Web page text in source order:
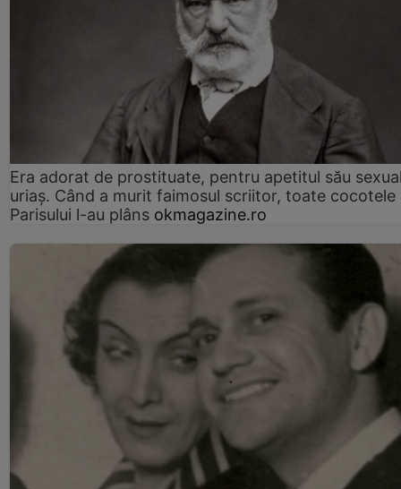
Era adorat de prostituate, pentru apetitul său
uriaș. Când a murit faimosul scriitor, toate cocotele
Parisului l-au plâns okmagazine.ro